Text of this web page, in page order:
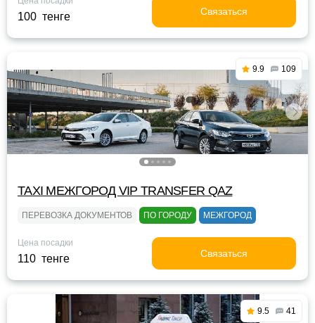
100 тенге Связаться
9.9 109
TAXI МЕЖГОРОД VIP TRANSFER QАZ
ПЕРЕВОЗКА ДОКУМЕНТОВ ПО ГОРОДУ МЕЖГОРОД
Цена посадки
110 тенге Связаться
9.5 41